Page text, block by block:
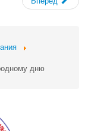
дню